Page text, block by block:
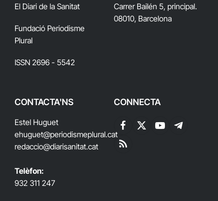
El Diari de la Sanitat
Fundació Periodisme
Plural
ISSN 2696 - 5542
Carrer Bailén 5, principal.
08010, Barcelona
CONTACTA'NS
Estel Huguet
ehuguet@periodismeplural.cat
redaccio@diarisanitat.cat
Telèfon:
932 311 247
CONNECTA
Facebook
X
YouTubeTelegram
RSS